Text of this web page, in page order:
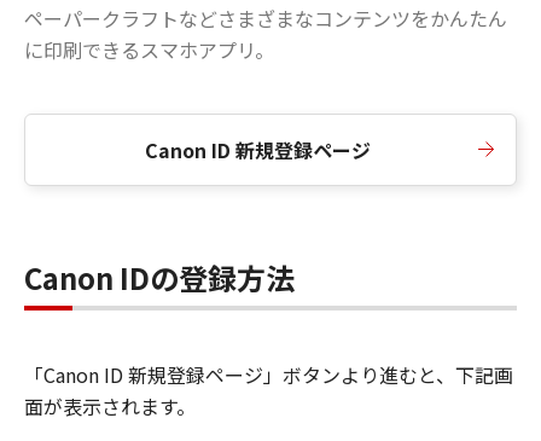
ペーパークラフトなどさまざまなコンテンツをかんたん
に印刷できるスマホアプリ。
Canon ID 新規登録ページ
Canon IDの登録方法
「Canon ID 新規登録ページ」ボタンより進むと、下記画
面が表示されます。